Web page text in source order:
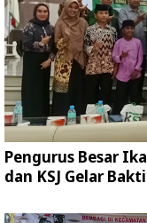
Pengurus Besar
dan KSJ Gelar